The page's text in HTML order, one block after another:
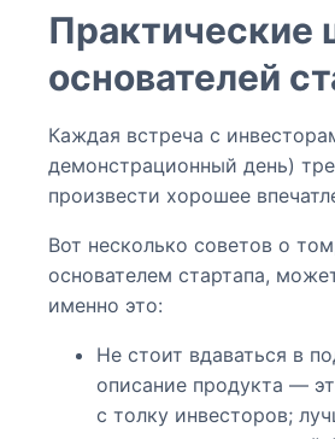
Практические
основателей
Каждая встреча с
демонстрационный день)
произвести хорошее
Вот несколько советов о
основателем стартапа,
именно это:
Не стоит вдаваться в
описание продукта —
с толку инвесторов;